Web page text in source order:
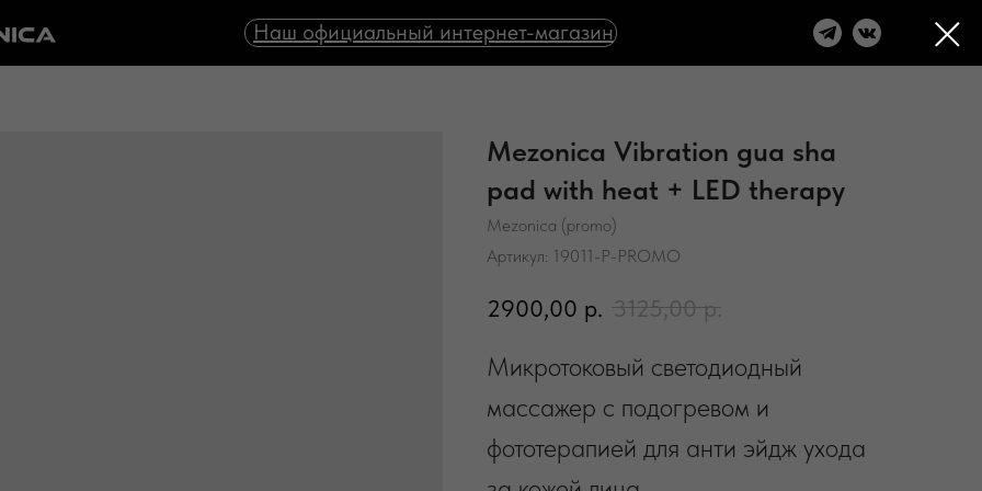
Наш официальный интернет-магазин
Mezonica Vibration gua sha
pad with heat + LED therapy
Mezonica (promo)
Артикул: 19011-P-PROMO
2900,00 р. 3125,00 р.
Микротоковый светодиодный
массажер с подогревом и
фототерапией для анти эйдж ухода